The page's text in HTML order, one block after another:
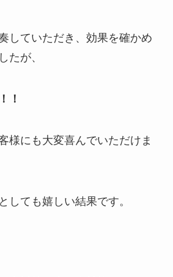
していただき、効果を確かめ
たが、
！
様にも大変喜んでいただけま
しても嬉しい結果です。